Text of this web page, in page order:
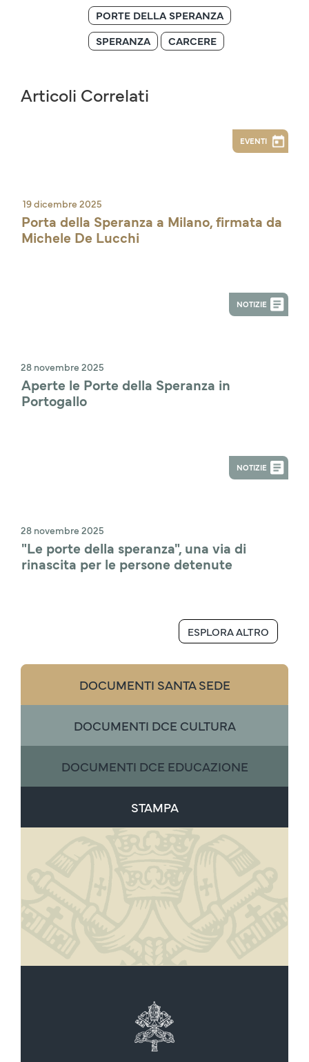
PORTE DELLA SPERANZA
SPERANZA
CARCERE
Articoli Correlati
EVENTI
19 dicembre 2025
Porta della Speranza a Milano, firmata da
Michele De Lucchi
NOTIZIE
28 novembre 2025
Aperte le Porte della Speranza in
Portogallo
NOTIZIE
28 novembre 2025
"Le porte della speranza", una via di
rinascita per le persone detenute
ESPLORA ALTRO
DOCUMENTI SANTA SEDE
DOCUMENTI DCE CULTURA
DOCUMENTI DCE EDUCAZIONE
STAMPA